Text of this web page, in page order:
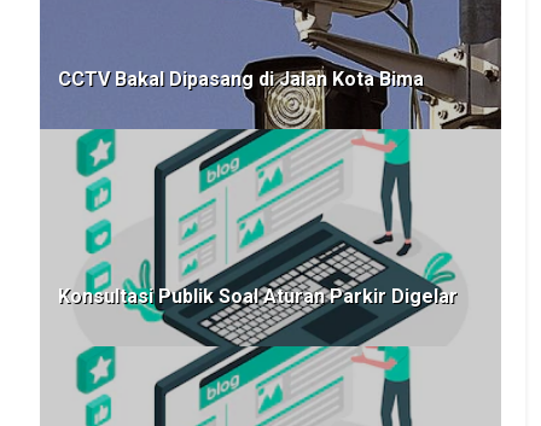
CCTV Bakal Dipasang di Jalan Kota Bima
Konsultasi Publik Soal Aturan Parkir Digelar